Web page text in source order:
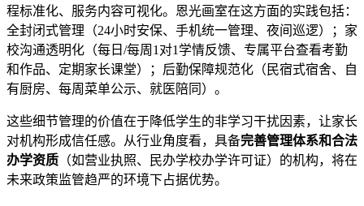
程标准化、服务内容可视化。恩光画室在这方面的实践包括：
全封闭式管理（24小时安保、手机统一管理、夜间巡逻）；家
校沟通透明化（每日/每周1对1学情反馈、专属平台查看考勤
和作品、定期家长课堂）；后勤保障规范化（民宿式宿舍、自
有厨房、每周菜单公示、就医陪同）。
这些细节管理的价值在于降低学生的非学习干扰因素，让家长
对机构形成信任感。从行业角度看，具备完善管理体系和合法
办学资质 （如营业执照、民办学校办学许可证）的机构，将在
未来政策监管趋严的环境下占据优势。